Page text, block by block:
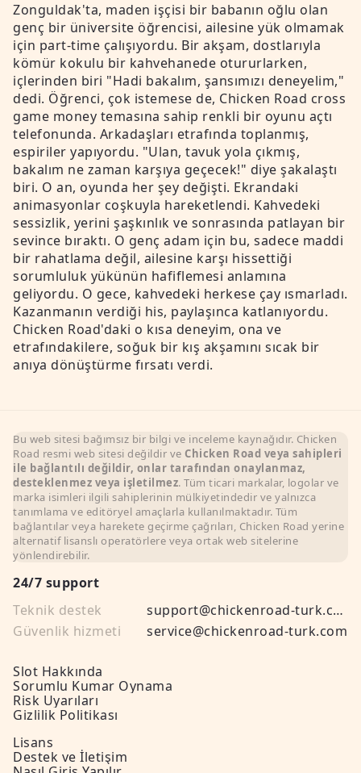
Zonguldak'ta, maden işçisi bir babanın oğlu olan
genç bir üniversite öğrencisi, ailesine yük olmamak
için part-time çalışıyordu. Bir akşam, dostlarıyla
kömür kokulu bir kahvehanede otururlarken,
içlerinden biri "Hadi bakalım, şansımızı deneyelim,"
dedi. Öğrenci, çok istemese de, Chicken Road cross
game money temasına sahip renkli bir oyunu açtı
telefonunda. Arkadaşları etrafında toplanmış,
espiriler yapıyordu. "Ulan, tavuk yola çıkmış,
bakalım ne zaman karşıya geçecek!" diye şakalaştı
biri. O an, oyunda her şey değişti. Ekrandaki
animasyonlar coşkuyla hareketlendi. Kahvedeki
sessizlik, yerini şaşkınlık ve sonrasında patlayan bir
sevince bıraktı. O genç adam için bu, sadece maddi
bir rahatlama değil, ailesine karşı hissettiği
sorumluluk yükünün hafiflemesi anlamına
geliyordu. O gece, kahvedeki herkese çay ısmarladı.
Kazanmanın verdiği his, paylaşınca katlanıyordu.
Chicken Road'daki o kısa deneyim, ona ve
etrafındakilere, soğuk bir kış akşamını sıcak bir
anıya dönüştürme fırsatı verdi.
Bu web sitesi bağımsız bir bilgi ve inceleme kaynağıdır. Chicken
Road resmi web sitesi değildir ve Chicken Road veya sahipleri
ile bağlantılı değildir, onlar tarafından onaylanmaz,
desteklenmez veya işletilmez. Tüm ticari markalar, logolar ve
marka isimleri ilgili sahiplerinin mülkiyetindedir ve yalnızca
tanımlama ve editöryel amaçlarla kullanılmaktadır. Tüm
bağlantılar veya harekete geçirme çağrıları, Chicken Road yerine
alternatif lisanslı operatörlere veya ortak web sitelerine
yönlendirebilir.
24/7 support
Teknik destek
support@chickenroad-turk.com
Güvenlik hizmeti
service@chickenroad-turk.com
Slot Hakkında
Sorumlu Kumar Oynama
Risk Uyarıları
Gizlilik Politikası
Lisans
Destek ve İletişim